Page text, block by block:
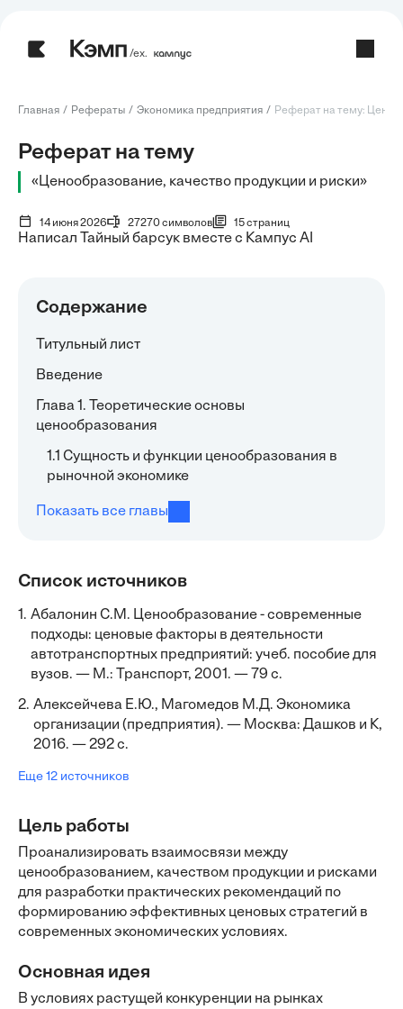
/ех.
Главная Рефераты Экономика предприятия Реферат на тему:
Реферат на тему
«Ценообразование, качество продукции и риски»
14 июня 2026 27270 символов 15 страниц
Написал Тайный барсук вместе с Кампус AI
Содержание
Титульный лист
Введение
Глава 1. Теоретические основы
ценообразования
1.1 Сущность и функции ценообразования в
рыночной экономике
Показать все главы
Список источников
1. Абалонин С.М. Ценообразование - современные
подходы: ценовые факторы в деятельности
автотранспортных предприятий: учеб. пособие для
вузов. — М.: Транспорт, 2001. — 79 с.
2. Алексейчева Е.Ю., Магомедов М.Д. Экономика
организации (предприятия). — Москва: Дашков и К,
2016. — 292 с.
Еще 12 источников
Цель работы
Проанализировать взаимосвязи между
ценообразованием, качеством продукции и рисками
для разработки практических рекомендаций по
формированию эффективных ценовых стратегий в
современных экономических условиях.
Основная идея
В условиях растущей конкуренции на рынках